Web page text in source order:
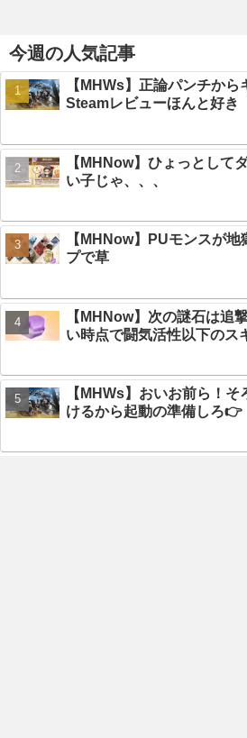
今週の人気記事
【MHWs】正論パンチか
Steamレビューほんと好き
【MHNow】ひょっとして
い子じゃ、、、
【MHNow】PUモンスが
プで草
【MHNow】次の謎石は追
い時点で闘気活性以下のス
【MHWs】おいお前ら！
けるから起動の準備しろ👉